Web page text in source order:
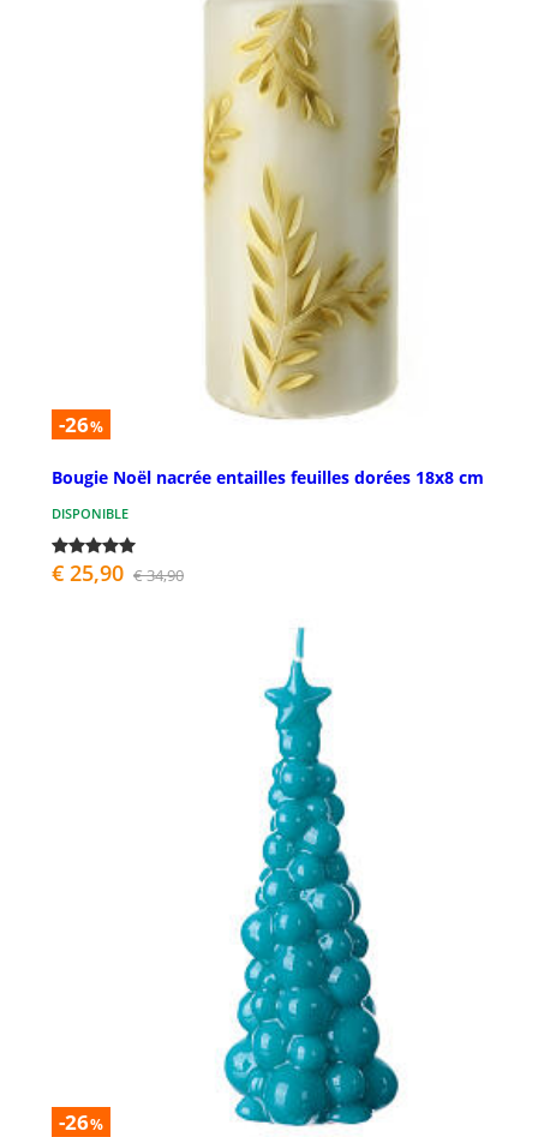
-26%
Bougie Noël nacrée entailles feuilles dorées 18x8 cm
DISPONIBLE
€ 25,90 € 34,90
-26%